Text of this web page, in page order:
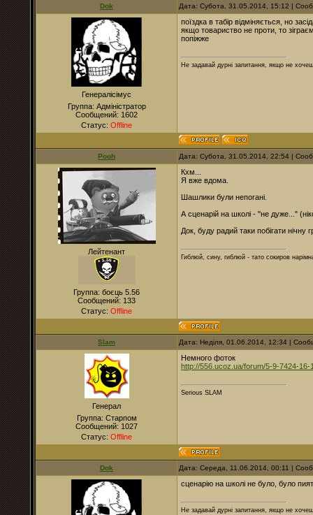
Dok Дата: Субота, 31.05.2014, 15:12 |
Генералісімус
Группа: Адміністратор
Сообщений: 1602
Статус: Offline
поїздка в табір відміняється, но
якщо товариство не проти, то
попіжже
Не задавай дурні запитання, якщо не
Pooh Дата: Субота, 31.05.2014, 22:54 |
Лейтенант
Группа: боєць 5.56
Сообщений: 133
Статус: Offline
Кхм...
Я вже вдома.
Шашлики були непогані.
А сценарій на школі - "не дуже..."
Док, буду радий таки побігати
Гиблюй, сину, гиблюй - тато сокиров
Slam Дата: Неділя, 01.06.2014, 12:34 |
Генерал
Группа: Старпом
Сообщений: 1027
Статус: Offline
Немного фоток
http://556.ucoz.ua/forum/5-9-7424-16-
Serious SLAM
Dok Дата: Середа, 11.06.2014, 00:11 |
сценарію на школі не було, було
Не задавай дурні запитання, якщо не